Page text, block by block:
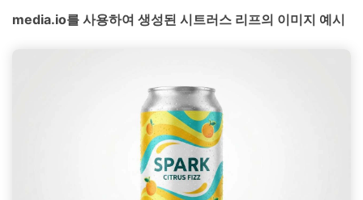
media.io를 사용하여 생성된 시트러스 리프의 이미지 예시